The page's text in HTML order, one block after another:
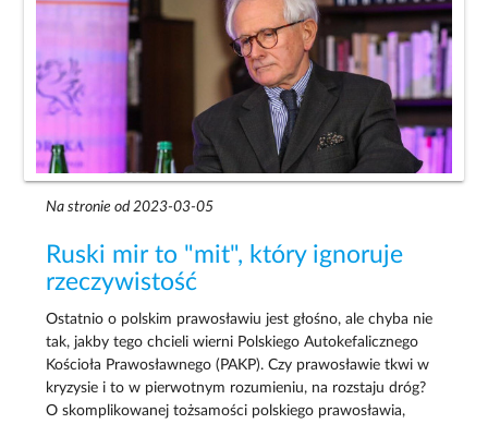
Na stronie od 2023-03-05
Ruski mir to "mit", który ignoruje
rzeczywistość
Ostatnio o polskim prawosławiu jest głośno, ale chyba nie
tak, jakby tego chcieli wierni Polskiego Autokefalicznego
Kościoła Prawosławnego (PAKP). Czy prawosławie tkwi w
kryzysie i to w pierwotnym rozumieniu, na rozstaju dróg?
O skomplikowanej tożsamości polskiego prawosławia,